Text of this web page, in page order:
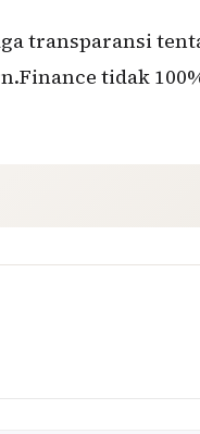
transparansi
tidak